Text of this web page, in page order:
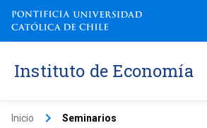
Instituto de Economía
Inicio keyboard_arrow_right Seminarios